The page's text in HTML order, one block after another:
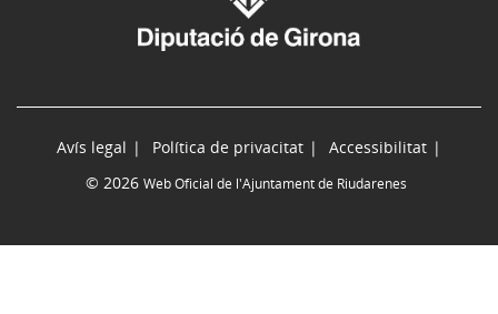
Avís legal Política de privacitat
Accessibilitat
© 2026 Web Oficial de l'Ajuntament de Riudarenes